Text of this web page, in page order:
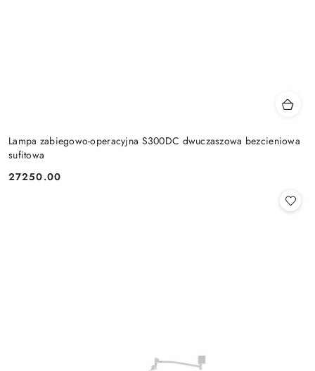
Lampa zabiegowo-operacyjna S300DC dwuczaszowa bezcieniowa
sufitowa
Cena:
27250.00